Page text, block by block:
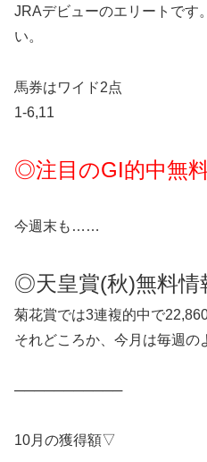
JRAデビューのエリートです
い。
馬券はワイド2点
1-6,11
◎注目のGI的中無
今週末も……
◎天皇賞(秋)無料情
菊花賞では3連複的中で22,860
それどころか、今月は毎週の
───────────
10月の獲得額▽